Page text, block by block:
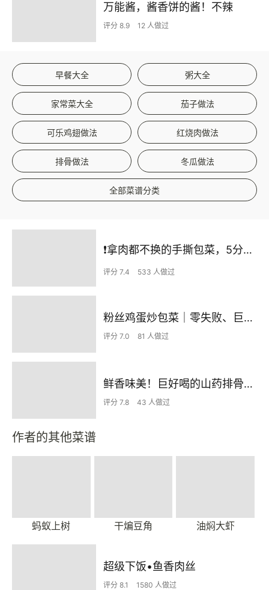
万能酱，酱香饼的酱！不辣
评分 8.9 12 人做过
早餐大全 粥大全
家常菜大全 茄子做法
可乐鸡翅做法 红烧肉做法
排骨做法 冬瓜做法
全部菜谱分类
❗拿肉都不换的手撕包菜，5分钟快手家常菜🔥
评分 7.4 533 人做过
粉丝鸡蛋炒包菜｜零失败、巨下饭
评分 7.0 81 人做过
鲜香味美！巨好喝的山药排骨汤！！
评分 7.8 43 人做过
作者的其他菜谱
蚂蚁上树 干煸豆角 油焖大虾
超级下饭•鱼香肉丝
评分 8.1 1580 人做过